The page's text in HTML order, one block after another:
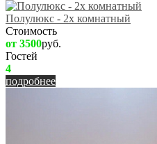
Полулюкс - 2х комнатный
Стоимость
от 3500руб.
Гостей
4
подробнее